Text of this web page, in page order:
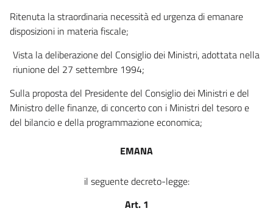
6
Ritenuta la straordinaria necessità ed urgenza di emanare
disposizioni in materia fiscale;
Vista la deliberazione del Consiglio dei Ministri, adottata nella
riunione del 27 settembre 1994;
Sulla proposta del Presidente del Consiglio dei Ministri e del
Ministro delle finanze, di concerto con i Ministri del tesoro e
del bilancio e della programmazione economica;
EMANA
il seguente decreto-legge:
Art. 1